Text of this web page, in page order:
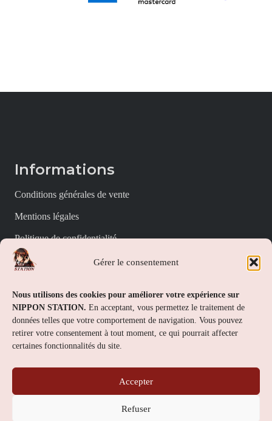
Gérer le consentement
Nous utilisons des cookies pour améliorer votre expérience sur
NIPPON STATION. En acceptant, vous permettez le traitement de
données telles que votre comportement de navigation. Vous pouvez
retirer votre consentement à tout moment, ce qui pourrait affecter
certaines fonctionnalités du site.
Accepter
Refuser
Informations
Conditions générales de vente
Mentions légales
Politique de confidentialité
Politique de cookies (UE)
Nippon Station
À propos
FAQs
Contact